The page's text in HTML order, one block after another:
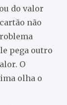
do valor
não
pega outro
O
olha o